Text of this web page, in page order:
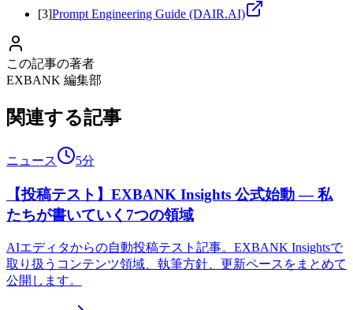
[3]Prompt Engineering Guide (DAIR.AI)
この記事の著者
EXBANK 編集部
関連する記事
ニュース 5分
【投稿テスト】EXBANK Insights 公式始動 — 私
たちが書いていく7つの領域
AIエディタからの自動投稿テスト記事。EXBANK Insightsで
取り扱うコンテンツ領域、執筆方針、更新ペースをまとめて
公開します。